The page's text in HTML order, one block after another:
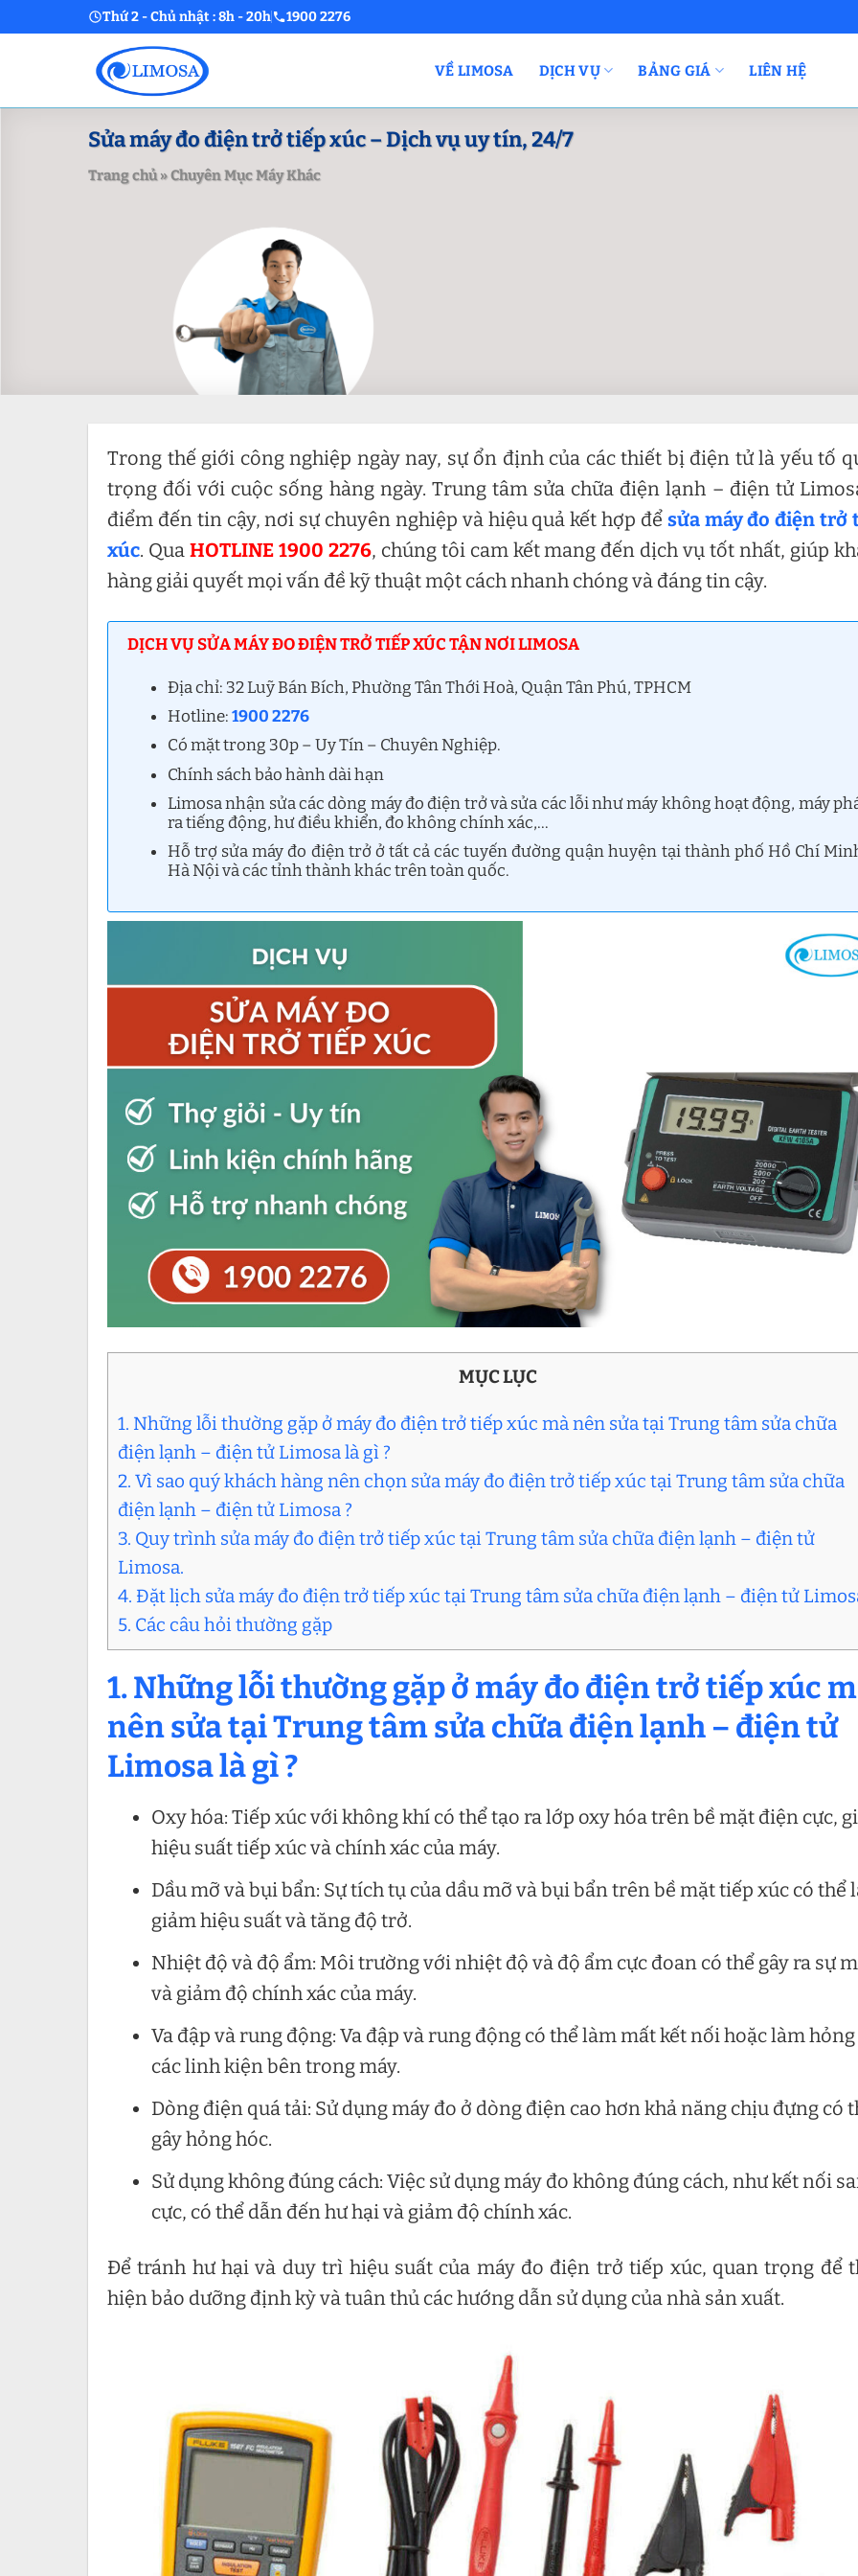
to
Thứ 2 - Chủ nhật : 8h - 20h 1900 2276
VỀ LIMOSA DỊCH VỤ BẢNG GIÁ LIÊN HỆ
Sửa máy đo điện trở tiếp xúc – Dịch vụ uy tín, 24/7
Trang chủ»Chuyên Mục Máy Khác
Trong thế giới công nghiệp ngày nay, sự ổn định của các thiết bị điện tử là yếu tố
trọng đối với cuộc sống hàng ngày. Trung tâm sửa chữa điện lạnh – điện tử
điểm đến tin cậy, nơi sự chuyên nghiệp và hiệu quả kết hợp để sửa máy đo điện trở
xúc. Qua HOTLINE 1900 2276, chúng tôi cam kết mang đến dịch vụ tốt nhất, giúp
hàng giải quyết mọi vấn đề kỹ thuật một cách nhanh chóng và đáng tin cậy.
DỊCH VỤ SỬA MÁY ĐO ĐIỆN TRỞ TIẾP XÚC TẬN NƠI LIMOSA
Địa chỉ: 32 Luỹ Bán Bích, Phường Tân Thới Hoà, Quận Tân Phú, TPHCM
Hotline:1900 2276
Có mặt trong 30p – Uy Tín – Chuyên Nghiệp.
Chính sách bảo hành dài hạn
Limosa nhận sửa các dòng máy đo điện trở và sửa các lỗi như máy không hoạt động, máy
ra tiếng động, hư điều khiển, đo không chính xác,…
Hỗ trợ sửa máy đo điện trở ở tất cả các tuyến đường quận huyện tại thành phố Hồ Chí
Hà Nội và các tỉnh thành khác trên toàn quốc.
MỤC LỤC
1. Những lỗi thường gặp ở máy đo điện trở tiếp xúc mà nên sửa tại Trung tâm sửa chữa
điện lạnh – điện tử Limosa là gì ?
2. Vì sao quý khách hàng nên chọn sửa máy đo điện trở tiếp xúc tại Trung tâm sửa chữa
điện lạnh – điện tử Limosa ?
3. Quy trình sửa máy đo điện trở tiếp xúc tại Trung tâm sửa chữa điện lạnh – điện tử
Limosa.
4. Đặt lịch sửa máy đo điện trở tiếp xúc tại Trung tâm sửa chữa điện lạnh – điện tử
5. Các câu hỏi thường gặp
1. Những lỗi thường gặp ở máy đo điện trở tiếp xúc
nên sửa tại Trung tâm sửa chữa điện lạnh – điện tử
Limosa là gì ?
Oxy hóa: Tiếp xúc với không khí có thể tạo ra lớp oxy hóa trên bề mặt điện cực,
hiệu suất tiếp xúc và chính xác của máy.
Dầu mỡ và bụi bẩn: Sự tích tụ của dầu mỡ và bụi bẩn trên bề mặt tiếp xúc có thể
giảm hiệu suất và tăng độ trở.
Nhiệt độ và độ ẩm: Môi trường với nhiệt độ và độ ẩm cực đoan có thể gây ra sự
và giảm độ chính xác của máy.
Va đập và rung động: Va đập và rung động có thể làm mất kết nối hoặc làm hỏng
các linh kiện bên trong máy.
Dòng điện quá tải: Sử dụng máy đo ở dòng điện cao hơn khả năng chịu đựng có
gây hỏng hóc.
Sử dụng không đúng cách: Việc sử dụng máy đo không đúng cách, như kết nối
cực, có thể dẫn đến hư hại và giảm độ chính xác.
Để tránh hư hại và duy trì hiệu suất của máy đo điện trở tiếp xúc, quan trọng để
hiện bảo dưỡng định kỳ và tuân thủ các hướng dẫn sử dụng của nhà sản xuất.